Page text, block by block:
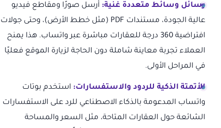
رسائل وسائط متعددة غنية: أرسل صورًا ومقاطع فيديو
عالية الجودة، مستندات PDF (مثل خطط الأرض)، وحتى جولات
افتراضية 360 درجة للعقارات مباشرة عبر واتساب. هذا يمنح
العملاء تجربة معاينة شاملة دون الحاجة لزيارة الموقع فعليًا
في المراحل الأولى.
الأتمتة الذكية للردود والاستفسارات: استخدم بوتات
واتساب المدعومة بالذكاء الاصطناعي للرد على الاستفسارات
الشائعة حول العقارات المتاحة، مثل السعر والمساحة